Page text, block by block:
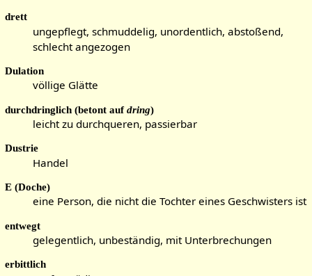
drett
ungepflegt, schmuddelig, unordentlich, abstoßend,
schlecht angezogen
Dulation
völlige Glätte
durchdringlich (betont aufdring)
leicht zu durchqueren, passierbar
Dustrie
Handel
E (Doche)
eine Person, die nicht die Tochter eines Geschwisters ist
entwegt
gelegentlich, unbeständig, mit Unterbrechungen
erbittlich